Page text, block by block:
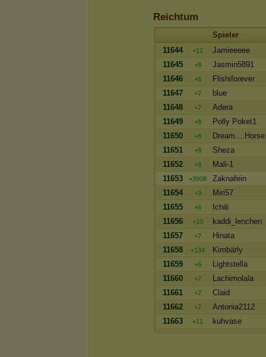
Reichtum
Spieler
11644
+12
Jamieeeee
11645
+8
Jasmin5891
11646
+6
Flishiforever
11647
+7
blue
11648
+7
Adera
11649
+8
Polly Poket1
11650
+8
Dream....Horse
11651
+8
Sheza
11652
+8
Mali-1
11653
+3908
Zaknafein
11654
+9
Miri57
11655
+6
Ichili
11656
+10
kaddi_lenchen
11657
+7
Hinata
11658
+134
Kimbärly
11659
+6
Lightstella
11660
+7
Lachimolala
11661
+7
Claid
11662
+7
Antonia2112
11663
+11 kuhvase